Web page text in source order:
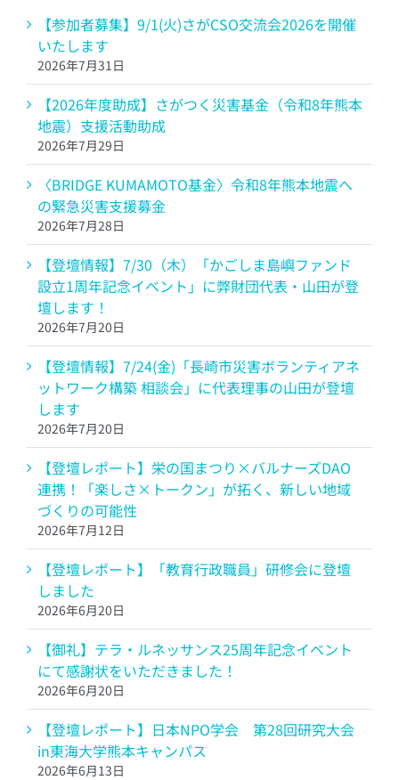
【参加者募集】9/1(火)さがCSO交流会2026を開催
いたします
2026年7月31日
【2026年度助成】さがつく災害基金（令和8年熊本
地震）支援活動助成
2026年7月29日
〈BRIDGE KUMAMOTO基金〉令和8年熊本地震へ
の緊急災害支援募金
2026年7月28日
【登壇情報】7/30（木）「かごしま島嶼ファンド
設立1周年記念イベント」に弊財団代表・山田が登
壇します！
2026年7月20日
【登壇情報】7/24(金)「長崎市災害ボランティアネ
ットワーク構築 相談会」に代表理事の山田が登壇
します
2026年7月20日
【登壇レポート】栄の国まつり×バルナーズDAO
連携！「楽しさ×トークン」が拓く、新しい地域
づくりの可能性
2026年7月12日
【登壇レポート】「教育行政職員」研修会に登壇
しました
2026年6月20日
【御礼】テラ・ルネッサンス25周年記念イベント
にて感謝状をいただきました！
2026年6月20日
【登壇レポート】日本NPO学会 第28回研究大会
in東海大学熊本キャンパス
2026年6月13日